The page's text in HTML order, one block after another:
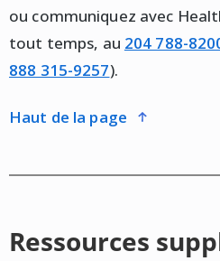
ou communiquez avec
tout temps, au 204 788-
888 315-9257).
haut de la page
Ressources